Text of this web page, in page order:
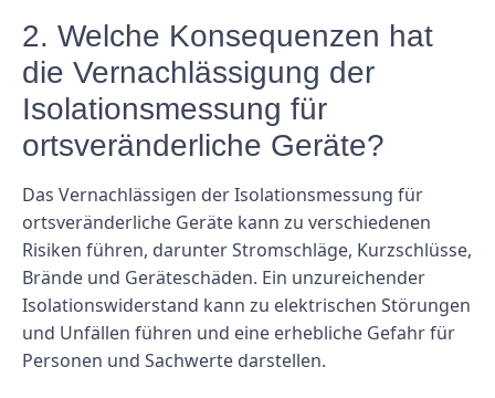
2. Welche Konsequenzen hat
die Vernachlässigung der
Isolationsmessung für
ortsveränderliche Geräte?
Das Vernachlässigen der Isolationsmessung für
ortsveränderliche Geräte kann zu verschiedenen
Risiken führen, darunter Stromschläge, Kurzschlüsse,
Brände und Geräteschäden. Ein unzureichender
Isolationswiderstand kann zu elektrischen Störungen
und Unfällen führen und eine erhebliche Gefahr für
Personen und Sachwerte darstellen.